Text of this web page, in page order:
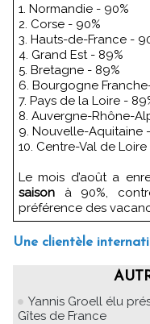
1. Normandie - 90%
2. Corse - 90%
3. Hauts-de-France -
4. Grand Est - 89%
5. Bretagne - 89%
6. Bourgogne
7. Pays de la Loire -
8. Auvergne-Rhône-
9. Nouvelle-Aquitaine
10. Centre-Val de Loire
Le mois d’août a
saison à 90%,
préférence des
Une clientèle
Yannis Groell élu
Gîtes de France